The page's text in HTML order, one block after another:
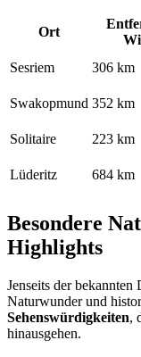
Ort
Sesriem
306 km
Swakopmund 352 km
Solitaire 223 km
Lüderitz 684 km
Besondere
Highlights
Jenseits der
Naturwunder und
Sehenswürdigkeiten,
hinausgehen.